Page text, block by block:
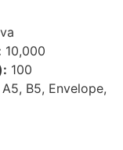
10,000
100
A5, B5, Envelope,